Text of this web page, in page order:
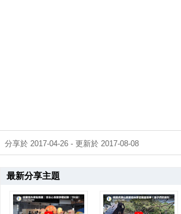
分享於 2017-04-26 - 更新於 2017-08-08
最新分享主題